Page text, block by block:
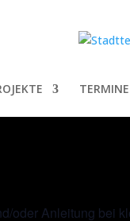
TERMINE
oder Anleitung bei